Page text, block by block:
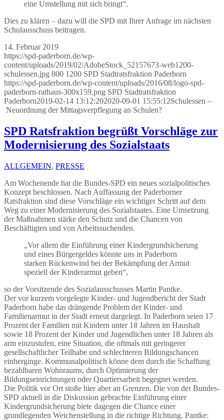
eine Umstellung mit sich bringt“.
Dies zu klären – dazu will die SPD mit Ihrer Anfrage im nächsten
Schulausschuss beitragen.
14. Februar 2019
https://spd-paderborn.de/wp-
content/uploads/2019/02/AdobeStock_52157673-web1200-
schulessen.jpg 800 1200 SPD Stadtratsfraktion Paderborn
https://spd-paderborn.de/wp-content/uploads/2016/08/logo-spd-
paderborn-rathaus-300x159.png SPD Stadtratsfraktion
Paderborn2019-02-14 13:12:202020-09-01 15:55:12Schulessen –
Neuordnung der Mittagsverpflegung an Schulen?
SPD Ratsfraktion begrüßt Vorschläge zur
Modernisierung des Sozialstaats
ALLGEMEIN, PRESSE
Am Wochenende hat die Bundes-SPD ein neues sozialpolitisches
Konzept beschlossen. Nach Auffassung der Paderborner
Ratsfraktion sind diese Vorschläge ein wichtiger Schritt auf dem
Weg zu einer Modernisierung des Sozialstaates. Eine Umsetzung
der Maßnahmen stärke den Schutz und die Chancen von
Beschäftigten und von Arbeitssuchenden.
„Vor allem die Einführung einer Kindergrundsicherung
und eines Bürgergeldes könnte uns in Paderborn
starken Rückenwind bei der Bekämpfung der Armut
speziell der Kinderarmut geben“,
so der Vorsitzende des Sozialausschusses Martin Pantke.
Der vor kurzem vorgelegte Kinder- und Jugendbericht der Stadt
Paderborn habe das drängende Problem der Kinder- und
Familienarmut in der Stadt erneut dargelegt. In Paderborn seien 17
Prozent der Familien mit Kindern unter 18 Jahren im Haushalt
sowie 18 Prozent der Kinder und Jugendlichen unter 18 Jahren als
arm einzustufen, eine Situation, die oftmals mit geringerer
gesellschaftlicher Teilhabe und schlechteren Bildungschancen
einherginge. Kommunalpolitisch könne dem durch die Schaffung
bezahlbaren Wohnraums, durch Optimierung der
Bildungseinrichtungen oder Quartiersarbeit begegnet werden.
Die Politik vor Ort stoße hier aber an Grenzen. Die von der Bundes-
SPD aktuell in die Diskussion gebrachte Einführung einer
Kindergrundsicherung biete dagegen die Chance einer
grundlegenden Weichenstellung in die richtige Richtung. Pantke: